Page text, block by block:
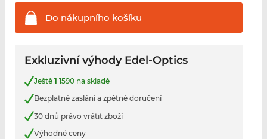
Do nákupního košíku
Exkluzivní výhody Edel-Optics
Ještě 1 1590 na skladě
Bezplatné zaslání a zpětné doručení
30 dnů právo vrátit zboží
Výhodné ceny